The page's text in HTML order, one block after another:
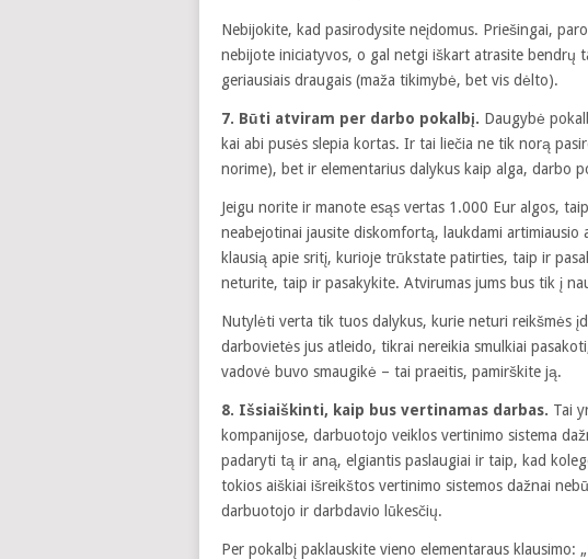
Nebijokite, kad pasirodysite neįdomus. Priešingai,
nebijote iniciatyvos, o gal netgi iškart atrasite bendrų
geriausiais draugais (maža tikimybė, bet vis dėlto).
7. Būti atviram per darbo pokalbį. Daugybė
kai abi pusės slepia kortas. Ir tai liečia ne tik norą
norime), bet ir elementarius dalykus kaip alga, darbo
Jeigu norite ir manote esąs vertas 1.000 Eur algos,
neabejotinai jausite diskomfortą, laukdami artimiausio
klausią apie sritį, kurioje trūkstate patirties, taip ir
neturite, taip ir pasakykite. Atvirumas jums bus tik į
Nutylėti verta tik tuos dalykus, kurie neturi reikšmės
darbovietės jus atleido, tikrai nereikia smulkiai
vadovė buvo smaugikė – tai praeitis, pamirškite ją.
8. Išsiaiškinti, kaip bus vertinamas darbas. Tai
kompanijose, darbuotojo veiklos vertinimo sistema
padaryti tą ir aną, elgiantis paslaugiai ir taip, kad
tokios aiškiai išreikštos vertinimo sistemos dažnai
darbuotojo ir darbdavio lūkesčių.
Per pokalbį paklauskite vieno elementaraus klausimo: